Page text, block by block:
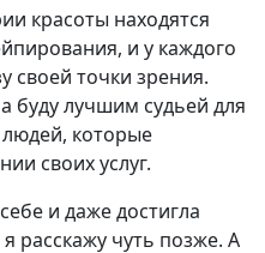
красоты находятся
и у каждого
своей точки зрения.
буду лучшим судьей для
которые
своих услуг.
и даже достигла
расскажу чуть позже. А